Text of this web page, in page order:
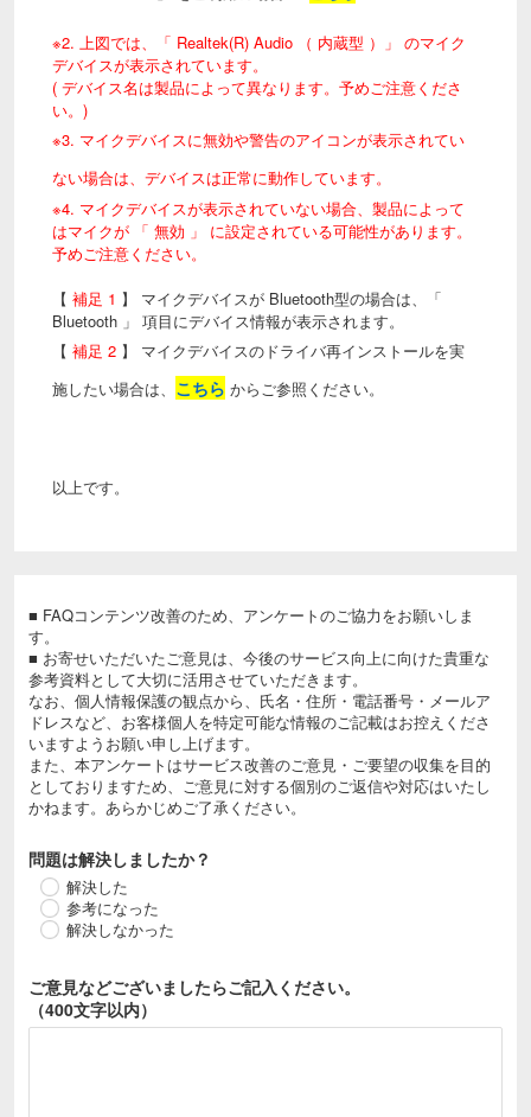
※2. 上図では、「 Realtek(R) Audio （ 内蔵型 ）」 のマイク
デバイスが表示されています。
( デバイス名は製品によって異なります。予めご注意くださ
い。)
※3. マイクデバイスに無効や警告のアイコンが表示されてい
ない場合は、デバイスは正常に動作しています。
※4. マイクデバイスが表示されていない場合、製品によって
はマイクが 「 無効 」 に設定されている可能性があります。
予めご注意ください。
【 補足 1 】 マイクデバイスが Bluetooth型の場合は、「
Bluetooth 」 項目にデバイス情報が表示されます。
【 補足 2 】 マイクデバイスのドライバ再インストールを実
施したい場合は、 こちら からご参照ください。
以上です。
■ FAQコンテンツ改善のため、アンケートのご協力をお願いしま
す。
■ お寄せいただいたご意見は、今後のサービス向上に向けた貴重な
参考資料として大切に活用させていただきます。
なお、個人情報保護の観点から、氏名・住所・電話番号・メールア
ドレスなど、お客様個人を特定可能な情報のご記載はお控えくださ
いますようお願い申し上げます。
また、本アンケートはサービス改善のご意見・ご要望の収集を目的
としておりますため、ご意見に対する個別のご返信や対応はいたし
かねます。あらかじめご了承ください。
問題は解決しましたか？
解決した
参考になった
解決しなかった
ご意見などございましたらご記入ください。
（400文字以内）